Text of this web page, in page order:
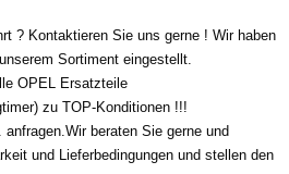
? Kontaktieren Sie uns gerne ! Wir haben
Sortiment eingestellt.
OPEL Ersatzteile
zu TOP-Konditionen !!!
beraten Sie gerne und
und Lieferbedingungen und stellen den